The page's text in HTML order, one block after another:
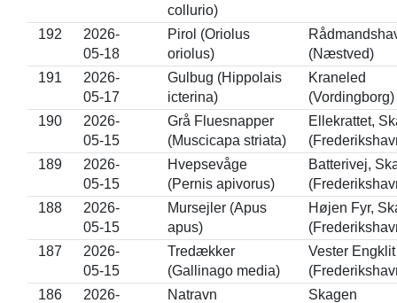
collurio)
192
2026-
05-18
Pirol (Oriolus
oriolus)
(Næstved)
191
2026-
05-17
Gulbug (Hippolais
icterina)
Kraneled
(Vordingborg)
190
2026-
05-15
Grå Fluesnapper
(Muscicapa striata)
Ellekrattet,
189
2026-
05-15
Hvepsevåge
(Pernis apivorus)
Batterivej,
188
2026-
05-15
Mursejler (Apus
apus)
Højen Fyr,
187
2026-
05-15
Tredækker
(Gallinago media)
Vester Engklit
186
2026-
Natravn
Skagen